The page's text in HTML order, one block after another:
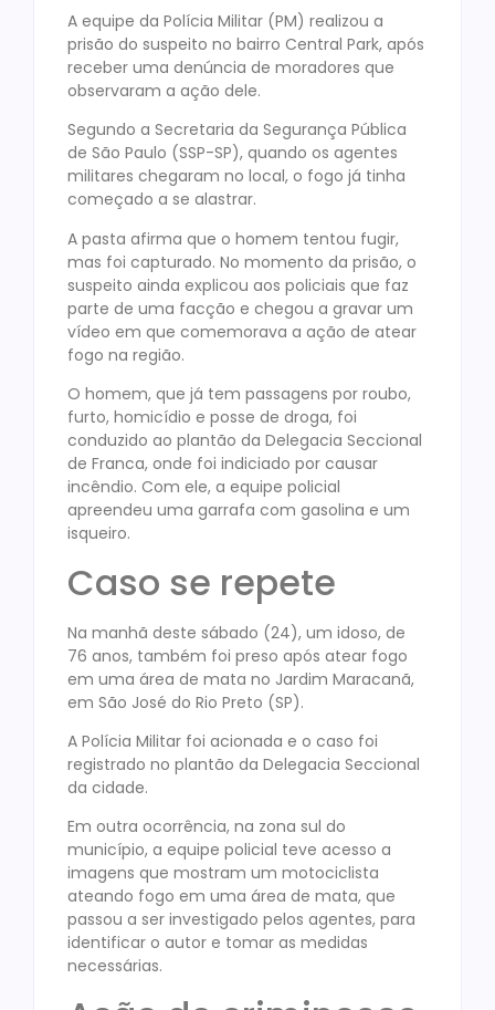
A equipe da Polícia Militar (PM) realizou a
prisão do suspeito no bairro Central Park, após
receber uma denúncia de moradores que
observaram a ação dele.
Segundo a Secretaria da Segurança Pública
de São Paulo (SSP-SP), quando os agentes
militares chegaram no local, o fogo já tinha
começado a se alastrar.
A pasta afirma que o homem tentou fugir,
mas foi capturado. No momento da prisão, o
suspeito ainda explicou aos policiais que faz
parte de uma facção e chegou a gravar um
vídeo em que comemorava a ação de atear
fogo na região.
O homem, que já tem passagens por roubo,
furto, homicídio e posse de droga, foi
conduzido ao plantão da Delegacia Seccional
de Franca, onde foi indiciado por causar
incêndio. Com ele, a equipe policial
apreendeu uma garrafa com gasolina e um
isqueiro.
Caso se repete
Na manhã deste sábado (24), um idoso, de
76 anos, também foi preso após atear fogo
em uma área de mata no Jardim Maracanã,
em São José do Rio Preto (SP).
A Polícia Militar foi acionada e o caso foi
registrado no plantão da Delegacia Seccional
da cidade.
Em outra ocorrência, na zona sul do
município, a equipe policial teve acesso a
imagens que mostram um motociclista
ateando fogo em uma área de mata, que
passou a ser investigado pelos agentes, para
identificar o autor e tomar as medidas
necessárias.